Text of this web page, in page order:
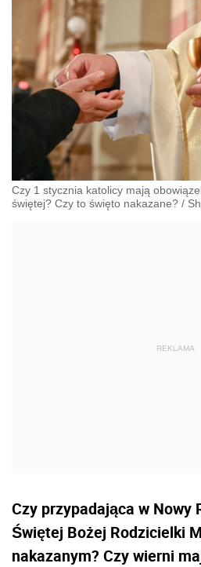
Czy 1 stycznia katolicy mają
świętej? Czy to święto nakazane? /
Czy przypadająca w Nowy
Świętej Bożej Rodzicielki
nakazanym? Czy wierni